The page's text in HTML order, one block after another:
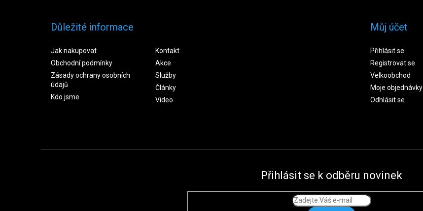
Důležité informace
Jak nakupovat
Obchodní podmínky
Zásady ochrany osobních
údajů
Kdo jsme
Kontakt
Akce
Služby
Články
Video
Můj účet
Přihlásit se
Registrovat se
Velkoobchod
Moje objednávky
Odhlásit se
Přihlásit se k odběru novinek